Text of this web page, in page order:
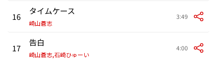
16 タイムケース
崎山蒼志
3:49
17 告白
崎山蒼志,石崎ひゅーい
4:00